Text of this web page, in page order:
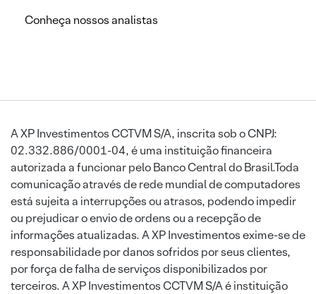
Conheça nossos analistas
A XP Investimentos CCTVM S/A, inscrita sob o CNPJ:
02.332.886/0001-04, é uma instituição financeira
autorizada a funcionar pelo Banco Central do Brasil.Toda
comunicação através de rede mundial de computadores
está sujeita a interrupções ou atrasos, podendo impedir
ou prejudicar o envio de ordens ou a recepção de
informações atualizadas. A XP Investimentos exime-se de
responsabilidade por danos sofridos por seus clientes,
por força de falha de serviços disponibilizados por
terceiros. A XP Investimentos CCTVM S/A é instituição